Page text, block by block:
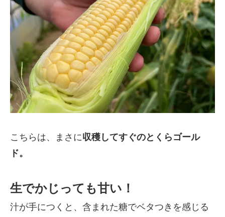
こちらは、まさに収穫してすぐのとくらゴール
ド。
生でかじっても甘い！
汁が手につくと、含まれた糖でベタつきを感じる